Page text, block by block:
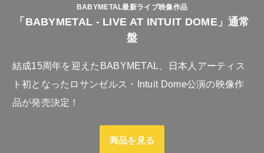
BABYMETAL最新ライブ映像作品
「BABYMETAL - LIVE AT INTUIT DOME」通常
盤
結成15周年を迎えたBABYMETAL、日本人アーティス
ト初となったロサンゼルス・Intuit Dome公演の映像作
品が発売決定！
商品を見る